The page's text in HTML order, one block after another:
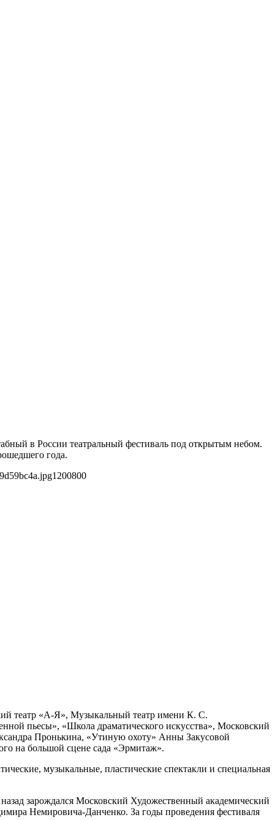
в России театральный фестиваль под открытым небом.
года.
1200800
театр «А-Я», Музыкальный театр имени К. С.
пьесы», «Школа драматического искусства», Московский
Пронькина, «Утиную охоту» Анны Закусовой
на большой сцене сада «Эрмитаж».
музыкальные, пластические спектакли и специальная
зарождался Московский Художественный академический
Немировича-Данченко. За годы проведения фестиваля